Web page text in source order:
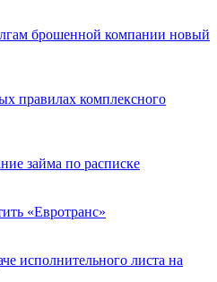
брошенной компании новый
правилах комплексного
займа по расписке
«Евротранс»
исполнительного листа на